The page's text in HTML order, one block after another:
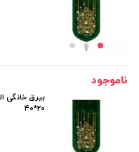
ناموجود
بیرق خانگی
20*40